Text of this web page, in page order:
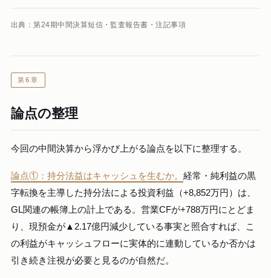
出典：第24期中間決算短信・監査報告書・注記事項
第6章
論点の整理
今回の中間決算から浮かび上がる論点を以下に整理する。
論点①：持分法益はキャッシュを生むか。 経常・純利益の黒
字転換を主導した持分法による投資利益（+8,852万円）は、
GL関連の帳簿上の計上である。営業CFが+788万円にとどま
り、現預金が▲2.17億円減少している事実と照合すれば、こ
の利益がキャッシュフローに実体的に連動しているか否かは
引き続き注視が必要と見るのが自然だ。